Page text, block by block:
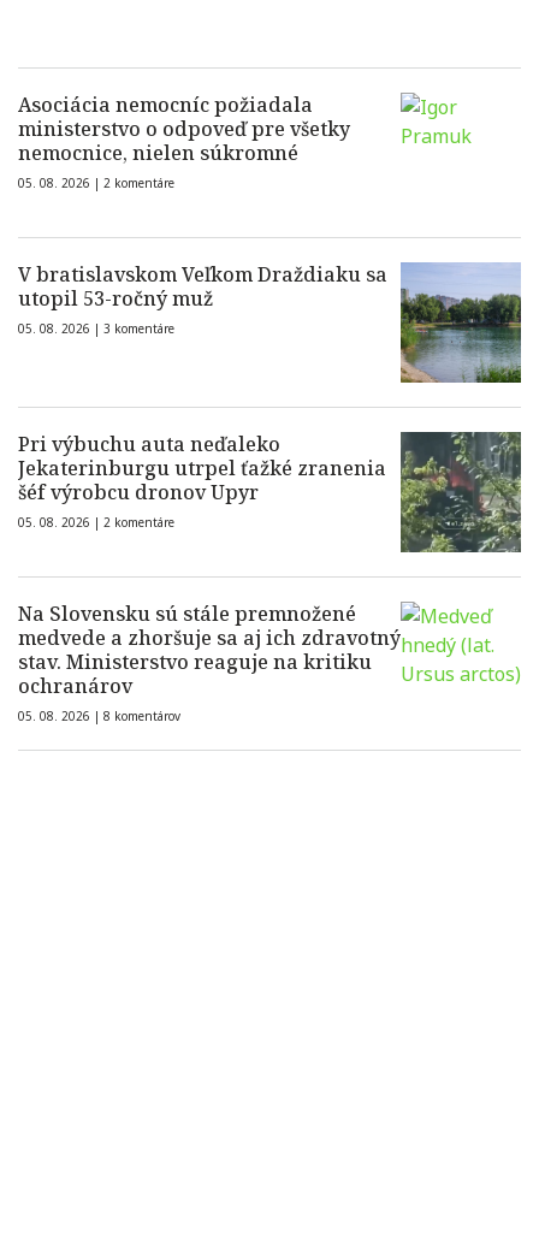
Asociácia nemocníc požiadala
ministerstvo o odpoveď pre všetky
nemocnice, nielen súkromné
05. 08. 2026 | 2 komentáre
V bratislavskom Veľkom Draždiaku sa
utopil 53-ročný muž
05. 08. 2026 | 3 komentáre
Pri výbuchu auta neďaleko
Jekaterinburgu utrpel ťažké zranenia
šéf výrobcu dronov Upyr
05. 08. 2026 | 2 komentáre
Na Slovensku sú stále premnožené
medvede a zhoršuje sa aj ich zdravotný
stav. Ministerstvo reaguje na kritiku
ochranárov
05. 08. 2026 | 8 komentárov